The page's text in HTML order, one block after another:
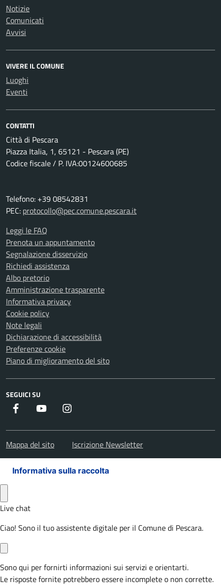
Notizie
Comunicati
Avvisi
VIVERE IL COMUNE
Luoghi
Eventi
CONTATTI
Città di Pescara
Piazza Italia, 1, 65121 - Pescara (PE)
Codice fiscale / P. IVA:00124600685
Telefono: +39 08542831
PEC: protocollo@pec.comune.pescara.it
Leggi le FAQ
Prenota un appuntamento
Segnalazione disservizio
Richiedi assistenza
Albo pretorio
Amministrazione trasparente
Informativa privacy
Cookie policy
Note legali
Dichiarazione di accessibilità
Preferenze cookie
Piano di miglioramento del sito
SEGUICI SU
Facebook Youtube
Mappa del sito Iscrizione Newsletter
Informativa sulla raccolta